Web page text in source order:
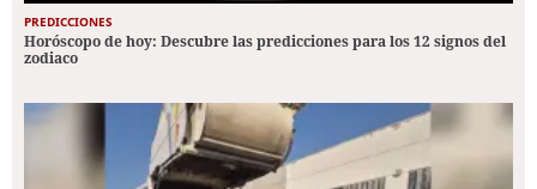
PREDICCIONES
Horóscopo de hoy: Descubre las predicciones para los 12 signos del
zodiaco